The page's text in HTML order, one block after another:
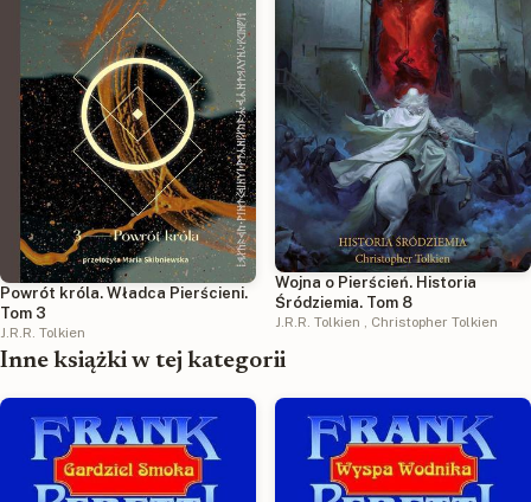
Powrót króla. Władca Pierścieni.
Tom 3
J.R.R. Tolkien
Wojna o Pierścień. Historia
Śródziemia. Tom 8
J.R.R. Tolkien Christopher Tolkien
Inne książki w tej kategorii